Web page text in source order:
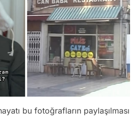
bu fotoğrafların paylaşılması